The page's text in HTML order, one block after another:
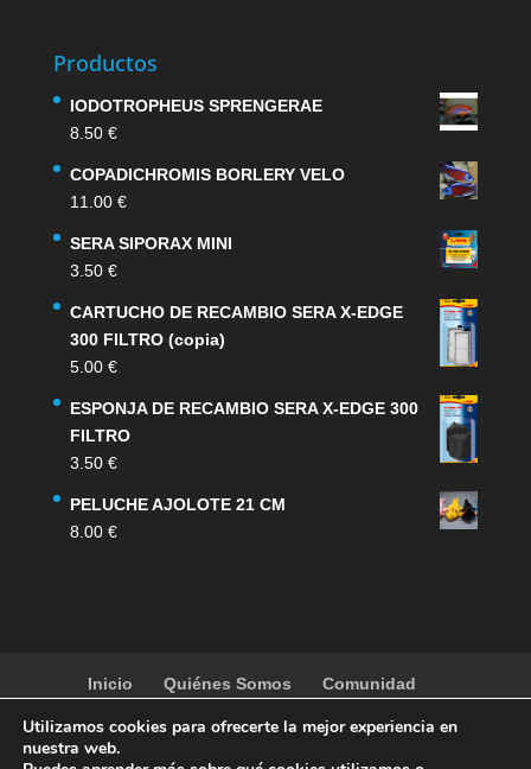
Productos
IODOTROPHEUS SPRENGERAE
8.50 €
COPADICHROMIS BORLERY VELO
11.00 €
SERA SIPORAX MINI
3.50 €
CARTUCHO DE RECAMBIO SERA X-EDGE
300 FILTRO (copia)
5.00 €
ESPONJA DE RECAMBIO SERA X-EDGE 300
FILTRO
3.50 €
PELUCHE AJOLOTE 21 CM
8.00 €
Inicio Quiénes Somos
Comunidad
Contacto
Tienda
Utilizamos cookies para ofrecerte la mejor experiencia en
nuestra web.